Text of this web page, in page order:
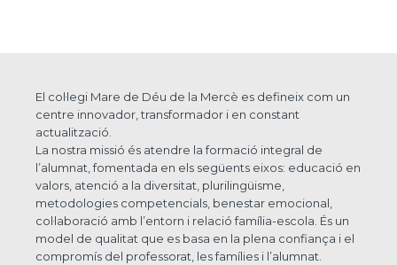
El col·legi Mare de Déu de la Mercè es defineix com un
centre innovador, transformador i en constant
actualització.
La nostra missió és atendre la formació integral de
l’alumnat, fomentada en els següents eixos: educació en
valors, atenció a la diversitat, plurilingüisme,
metodologies competencials, benestar emocional,
col·laboració amb l’entorn i relació família-escola. És un
model de qualitat que es basa en la plena confiança i el
compromís del professorat, les famílies i l’alumnat.